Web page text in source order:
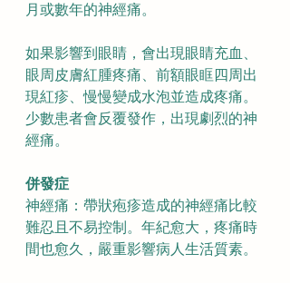
月或數年的神經痛。
如果影響到眼睛，會出現眼睛充血、
眼周皮膚紅腫疼痛、前額眼眶四周出
現紅疹、慢慢變成水泡並造成疼痛。
少數患者會反覆發作，出現劇烈的神
經痛。
併發症
神經痛：帶狀疱疹造成的神經痛比較
難忍且不易控制。年紀愈大，疼痛時
間也愈久，嚴重影響病人生活質素。